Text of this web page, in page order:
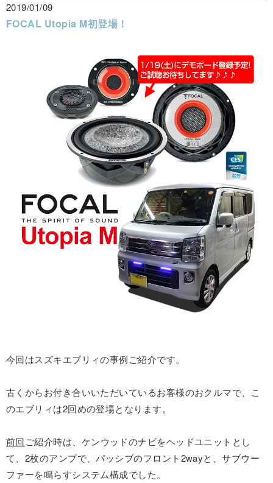
2019/01/09
FOCAL Utopia M初登場！
今回はスズキエブリィの事例ご紹介です。
古くからお付き合いいただいているお客様のおクルマで、こ
のエブリィは2回めの登場となります。
前回ご紹介時は、ケンウッドのナビをヘッドユニットとし
て、2枚のアンプで、パッシブのフロント2wayと、サブウー
ファーを鳴らすシステム構成でした。